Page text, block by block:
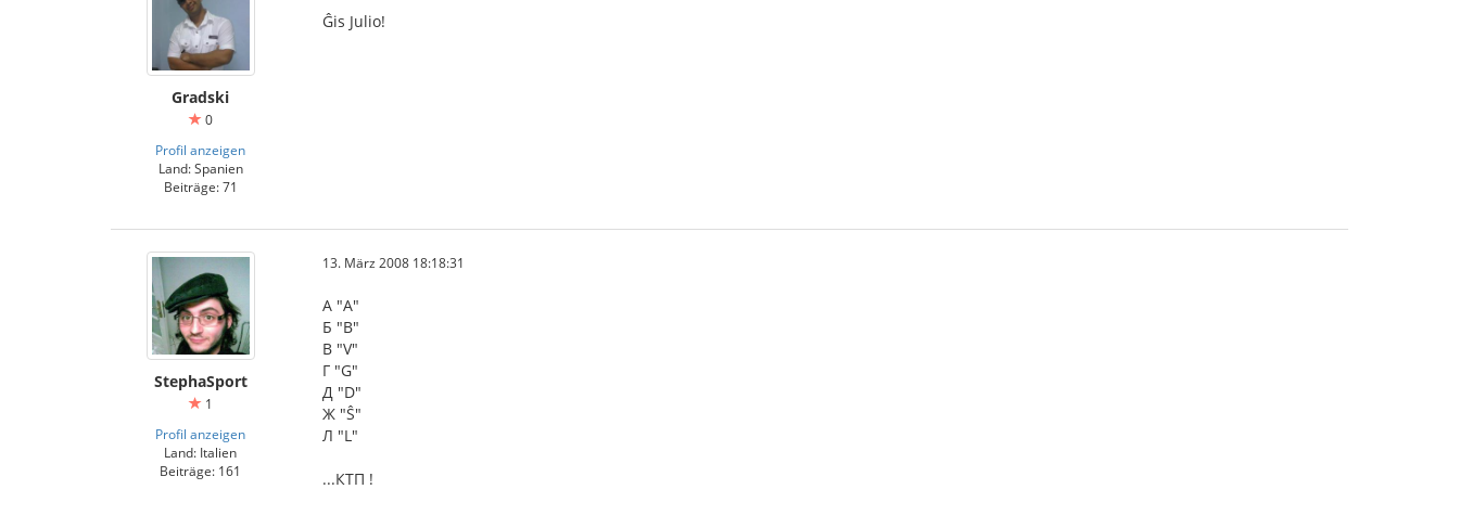
Gradski
0
Profil anzeigen
Land: Spanien
Beiträge: 71
Ĝis Julio!
StephaSport
1
Profil anzeigen
Land: Italien
Beiträge: 161
13. März 2008 18:18:31
А "A"
Б "B"
В "V"
Г "G"
Д "D"
Ж "Ŝ"
Л "L"
...КТП !